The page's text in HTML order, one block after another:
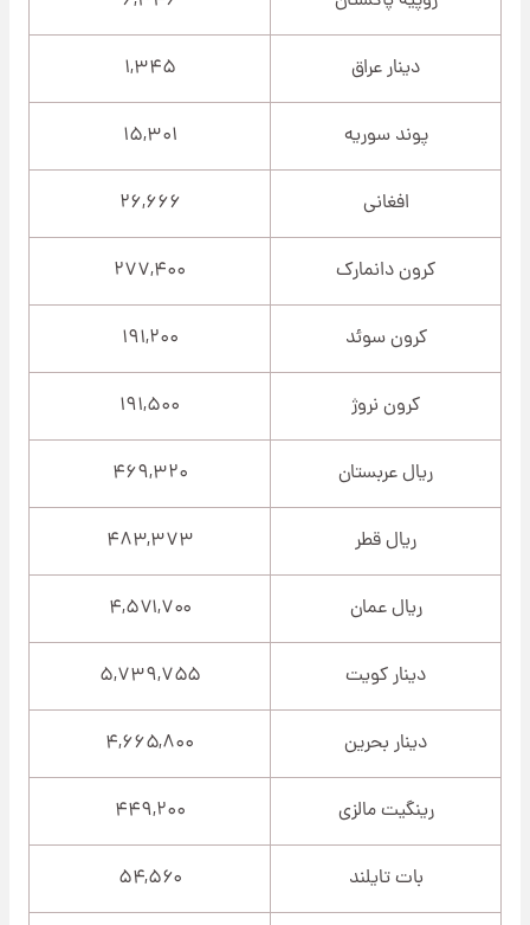
دینار عراق ۱,۳۴۵
پوند سوریه ۱۵,۳۰۱
افغانی ۲۶,۶۶۶
کرون دانمارک ۲۷۷,۴۰۰
کرون سوئد ۱۹۱,۲۰۰
کرون نروژ ۱۹۱,۵۰۰
ریال عربستان ۴۶۹,۳۲۰
ریال قطر ۴۸۳,۳۷۳
ریال عمان ۴,۵۷۱,۷۰۰
دینار کویت ۵,۷۳۹,۷۵۵
دینار بحرین ۴,۶۶۵,۸۰۰
رینگیت مالزی ۴۴۹,۲۰۰
بات تایلند ۵۴,۵۶۰